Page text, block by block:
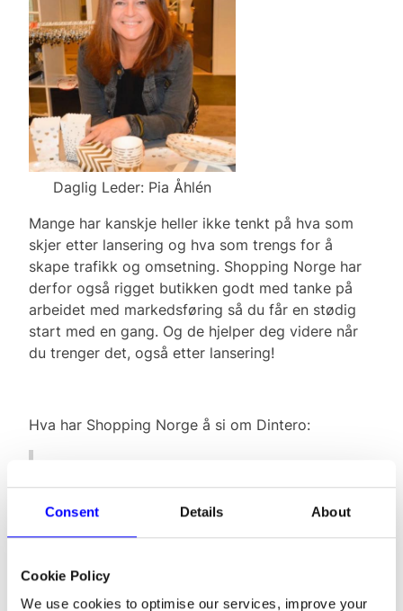
Consent Details About
Cookie Policy
We use cookies to optimise our services, improve your
Daglig Leder: Pia Åhlén
Mange har kanskje heller ikke tenkt på hva som
skjer etter lansering og hva som trengs for å
skape trafikk og omsetning. Shopping Norge har
derfor også rigget butikken godt med tanke på
arbeidet med markedsføring så du får en stødig
start med en gang. Og de hjelper deg videre når
du trenger det, også etter lansering!
Hva har Shopping Norge å si om Dintero:
priser! TeamWork, også her!